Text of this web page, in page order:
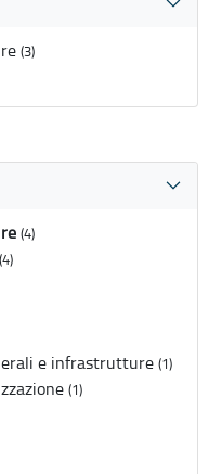
(3)
(4)
(4)
e infrastrutture (1)
(1)